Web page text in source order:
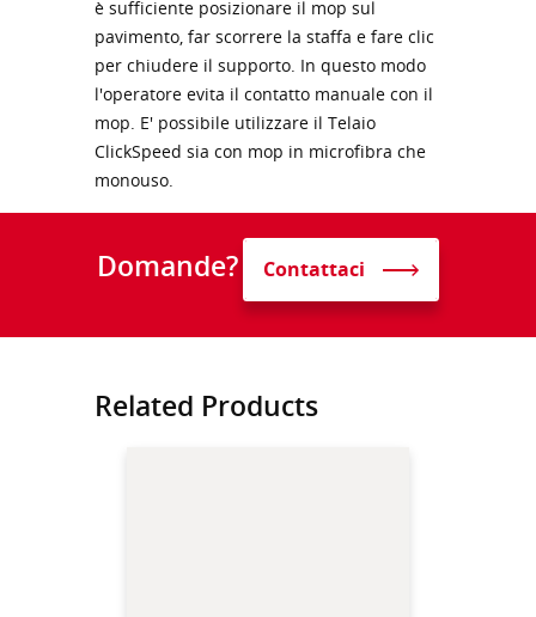
è sufficiente posizionare il mop sul
pavimento, far scorrere la staffa e fare clic
per chiudere il supporto. In questo modo
l'operatore evita il contatto manuale con il
mop. E' possibile utilizzare il Telaio
ClickSpeed sia con mop in microfibra che
monouso.
Domande? Contattaci
Related Products